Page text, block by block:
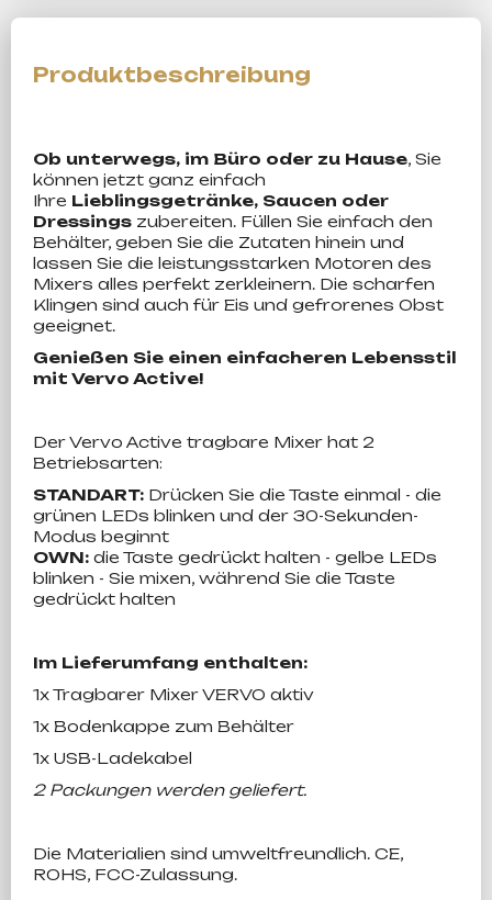
Ob unterwegs, im Büro oder zu Hause, Sie
können jetzt ganz einfach
Ihre Lieblingsgetränke, Saucen oder
Dressings zubereiten. Füllen Sie einfach den
Behälter, geben Sie die Zutaten hinein und
lassen Sie die leistungsstarken Motoren des
Mixers alles perfekt zerkleinern. Die scharfen
Klingen sind auch für Eis und gefrorenes Obst
geeignet.
Genießen Sie einen einfacheren Lebensstil
mit Vervo Active!
Der Vervo Active tragbare Mixer hat 2
Betriebsarten:
STANDART: Drücken Sie die Taste einmal - die
grünen LEDs blinken und der 30-Sekunden-
Modus beginnt
OWN: die Taste gedrückt halten - gelbe LEDs
blinken - Sie mixen, während Sie die Taste
gedrückt halten
Im Lieferumfang enthalten:
1x Tragbarer Mixer VERVO aktiv
1x Bodenkappe zum Behälter
1x USB-Ladekabel
2 Packungen werden geliefert.
Die Materialien sind umweltfreundlich. CE,
ROHS, FCC-Zulassung.